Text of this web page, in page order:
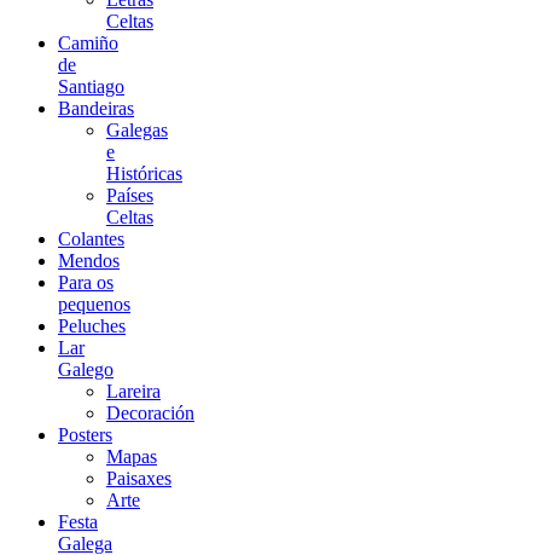
Celtas
Camiño
de
Santiago
Bandeiras
Galegas
e
Históricas
Países
Celtas
Colantes
Mendos
Para os
pequenos
Peluches
Lar
Galego
Lareira
Decoración
Posters
Mapas
Paisaxes
Arte
Festa
Galega